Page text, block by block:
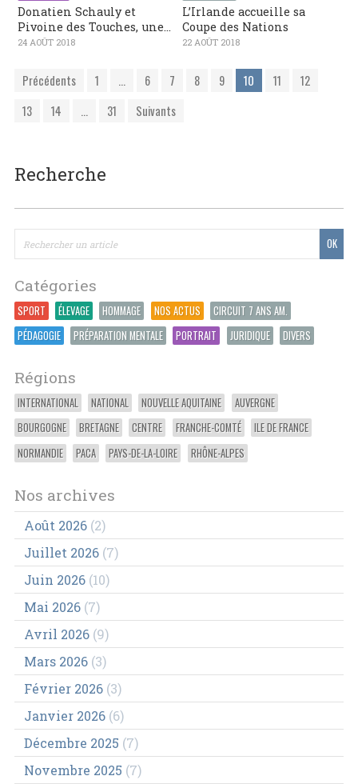
Donatien Schauly et
Pivoine des Touches, une...
24 AOÛT 2018
L’Irlande accueille sa
Coupe des Nations
22 AOÛT 2018
Précédents 1 ... 6 7 8 9 10 11
12
13
14 ... 31 Suivants
Recherche
Catégories
SPORT ÉLEVAGE HOMMAGE NOS ACTUS
CIRCUIT 7 ANS AM.
PÉDAGOGIE
PRÉPARATION MENTALE PORTRAIT JURIDIQUE DIVERS
Régions
INTERNATIONAL NATIONAL NOUVELLE AQUITAINE
AUVERGNE
BOURGOGNE
BRETAGNE CENTRE FRANCHE-COMTÉ
ILE DE FRANCE
NORMANDIE
PACA PAYS-DE-LA-LOIRE RHÔNE-ALPES
Nos archives
Août 2026(2)
Juillet 2026(7)
Juin 2026(10)
Mai 2026(7)
Avril 2026(9)
Mars 2026(3)
Février 2026(3)
Janvier 2026(6)
Décembre 2025 (7)
Novembre 2025 (7)